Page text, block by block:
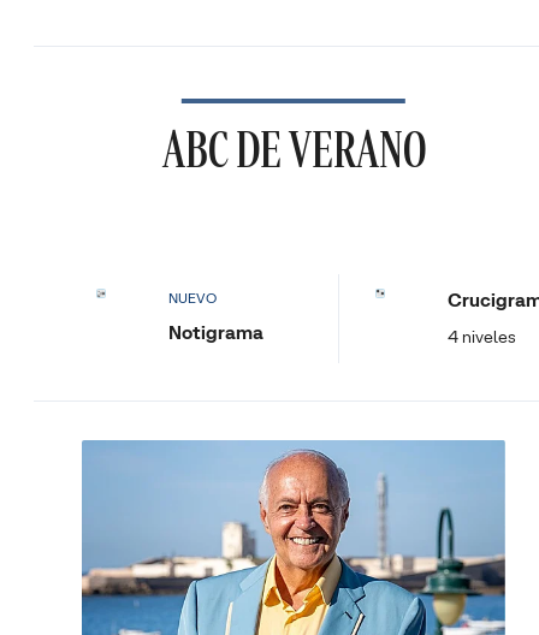
ABC DE VERANO
NUEVO
Notigrama 4 niveles